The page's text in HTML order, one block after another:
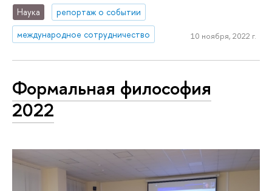
Наука
репортаж о событии
международное сотрудничество
10 ноября, 2022 г.
Формальная философия
2022